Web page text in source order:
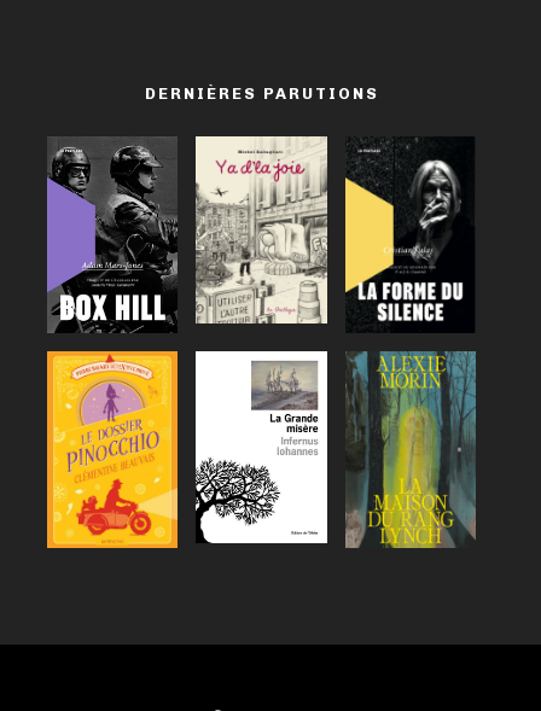
DERNIÈRES PARUTIONS